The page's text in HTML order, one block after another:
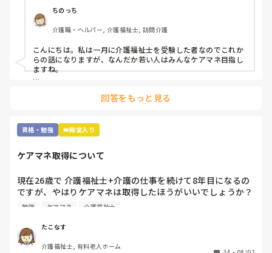
皆さんはどんな資格を取得されていますか？
また介護福祉士取得済みでこれから資格取得を試みていられ
る方は何を目標にされていますか？
追記:
鼻腔内・口腔内の喀痰吸引
あと、元美容師アシスタントなので美容師免許もあります。
ちのっち
介護職・ヘルパー, 介護福祉士, 訪問介護
こんにちは。私は一月に介護福祉士を受験した者なのでこれか
らの話になりますが、なんだか若い人はみんなケアマネ目指し
ますね。
士取ってからそれから何がしたいかって人それぞれですね。
とか興味ありますね。
回答をもっと見る
資格・勉強 👑殿堂入り
ケアマネ取得について
現在26歳で 介護福祉士+介護の仕事を続けて8年目になるの
ですが、やはりケアマネは取得したほうがいいでしょうか？
費用も時間もかかるので悩んでますが、、 ちなみに今は有
がつかず
皆さんは どうですか？
勉強 ケアマネ 介護福祉士
たこなす
介護福祉士, 有料老人ホーム